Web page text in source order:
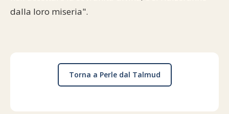
dalla loro miseria".
Torna a Perle dal Talmud